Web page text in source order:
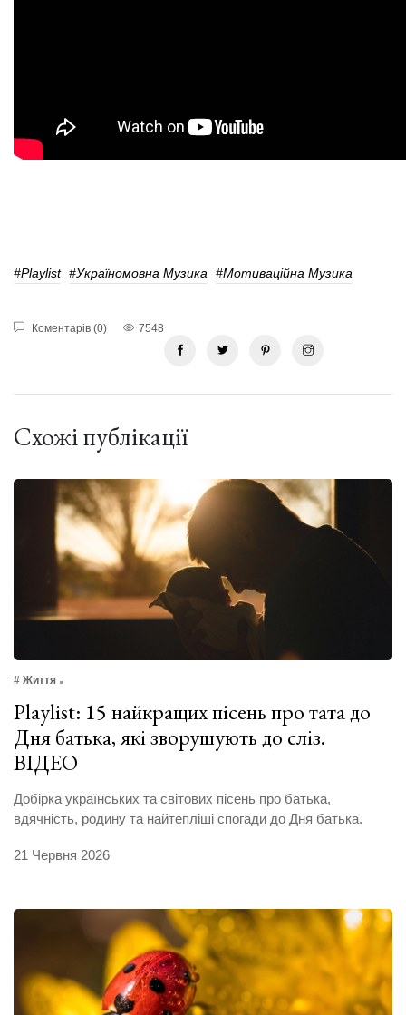
#playlist #Україномовна Музика #Мотиваційна Музика
Коментарів (0) 7548
Схожі публікації
# Життя
Playlist: 15 найкращих пісень про тата до
Дня батька, які зворушують до сліз.
ВІДЕО
Добірка українських та світових пісень про батька,
вдячність, родину та найтепліші спогади до Дня батька.
21 Червня 2026